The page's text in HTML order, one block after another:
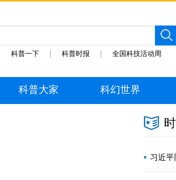
科普一下 科普时报 全国科技活动周
科普大家 科幻世界
习近